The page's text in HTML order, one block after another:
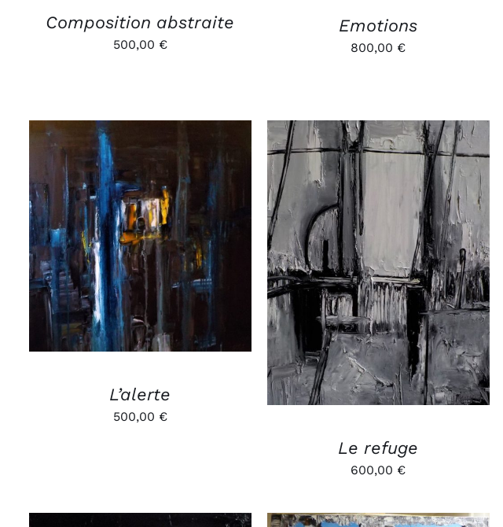
Composition abstraite
500,00 €
Emotions
800,00 €
AJOUTER AU PANIER
APERÇU
L’alerte
500,00 €
AJOUTER AU PANIER
/
APERÇU
Le refuge
600,00 €